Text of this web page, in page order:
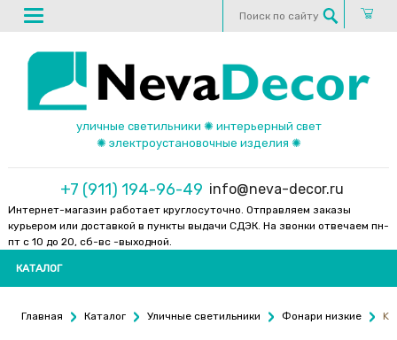
уличные светильники ✺ интерьерный свет
✺ электроустановочные изделия ✺
+7 (911) 194-96-49 info@neva-decor.ru
Интернет-магазин работает круглосуточно. Отправляем заказы
курьером или доставкой в пункты выдачи СДЭК. На звонки отвечаем пн-
пт с 10 до 20, сб-вс -выходной.
КАТАЛОГ
Главная Каталог Уличные светильники Фонари низкие